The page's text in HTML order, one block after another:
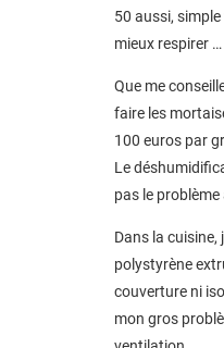
50 aussi,
mieux respirer …
Que me
faire les
100 euros par
Le
pas le problème
Dans la
polystyrène
couverture ni
mon gros